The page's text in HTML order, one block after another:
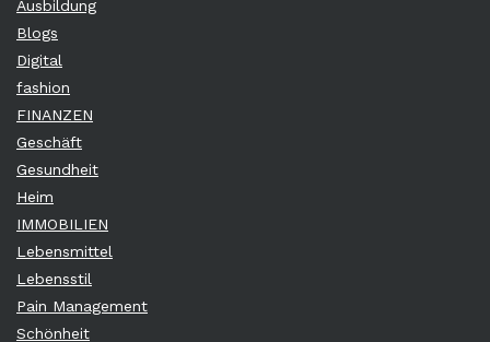
Ausbildung
Blogs
Digital
fashion
FINANZEN
Geschäft
Gesundheit
Heim
IMMOBILIEN
Lebensmittel
Lebensstil
Pain Management
Schönheit